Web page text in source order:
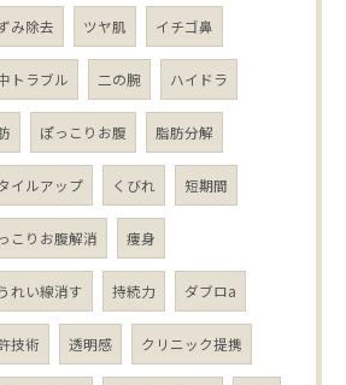
み除去 ツヤ肌 イチゴ鼻
トラブル 二の腕 ハイドラ
ぽっこりお腹 脂肪分解
イルアップ くびれ 短期間
こりお腹解消 痩身
れい線消す 持続力 ダブロa
技術 透明感 クリニック提携